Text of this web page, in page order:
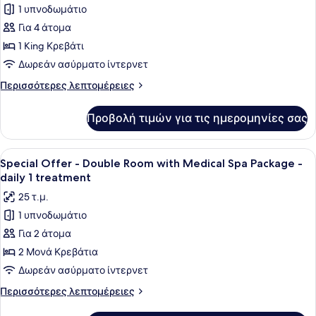
φωτογραφιών
για
Exclusive
Σουίτα
1 υπνοδωμάτιο
Για 4 άτομα
1 King Κρεβάτι
Δωρεάν ασύρματο ίντερνετ
Περισσότερες λεπτομέρειες
Περισσότερες
Σουίτα
Προβολή τιμών για τις ημερομηνίες σας
Προβολή
όλων
των
φωτογραφιών
για
Special
Offer
-
Double
Room
Δύο άτομα κάθονται σε ένα
5
Special Offer - Double Room with Medical Spa Package -
daily 1 treatment
25 τ.μ.
1 υπνοδωμάτιο
Για 2 άτομα
2 Μονά Κρεβάτια
Δωρεάν ασύρματο ίντερνετ
Περισσότερες λεπτομέρειες
Περισσότερες